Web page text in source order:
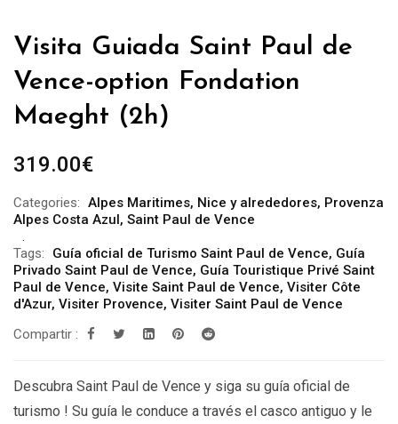
Visita Guiada Saint Paul de
Vence-option Fondation
Maeght (2h)
319.00€
Categories: Alpes Maritimes, Nice y alrededores, Provenza
Alpes Costa Azul, Saint Paul de Vence
Tags: Guía oficial de Turismo Saint Paul de Vence, Guía
Privado Saint Paul de Vence, Guía Touristique Privé Saint
Paul de Vence, Visite Saint Paul de Vence, Visiter Côte
d'Azur, Visiter Provence, Visiter Saint Paul de Vence
Compartir :
Descubra Saint Paul de Vence y siga su guía oficial de
turismo ! Su guía le conduce a través el casco antiguo y le